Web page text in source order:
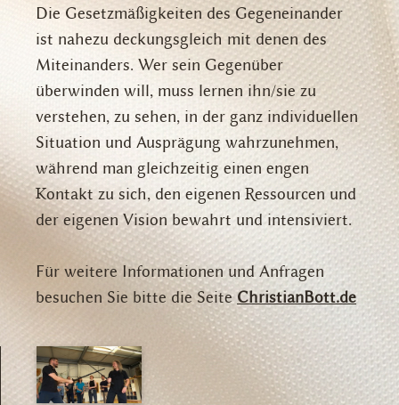
Die Gesetzmäßigkeiten des Gegeneinander
ist nahezu deckungsgleich mit denen des
Miteinanders. Wer sein Gegenüber
überwinden will, muss lernen ihn/sie zu
verstehen, zu sehen, in der ganz individuellen
Situation und Ausprägung wahrzunehmen,
während man gleichzeitig einen engen
Kontakt zu sich, den eigenen Ressourcen und
der eigenen Vision bewahrt und intensiviert.
Für weitere Informationen und Anfragen
besuchen Sie bitte die SeiteChristianBott.de